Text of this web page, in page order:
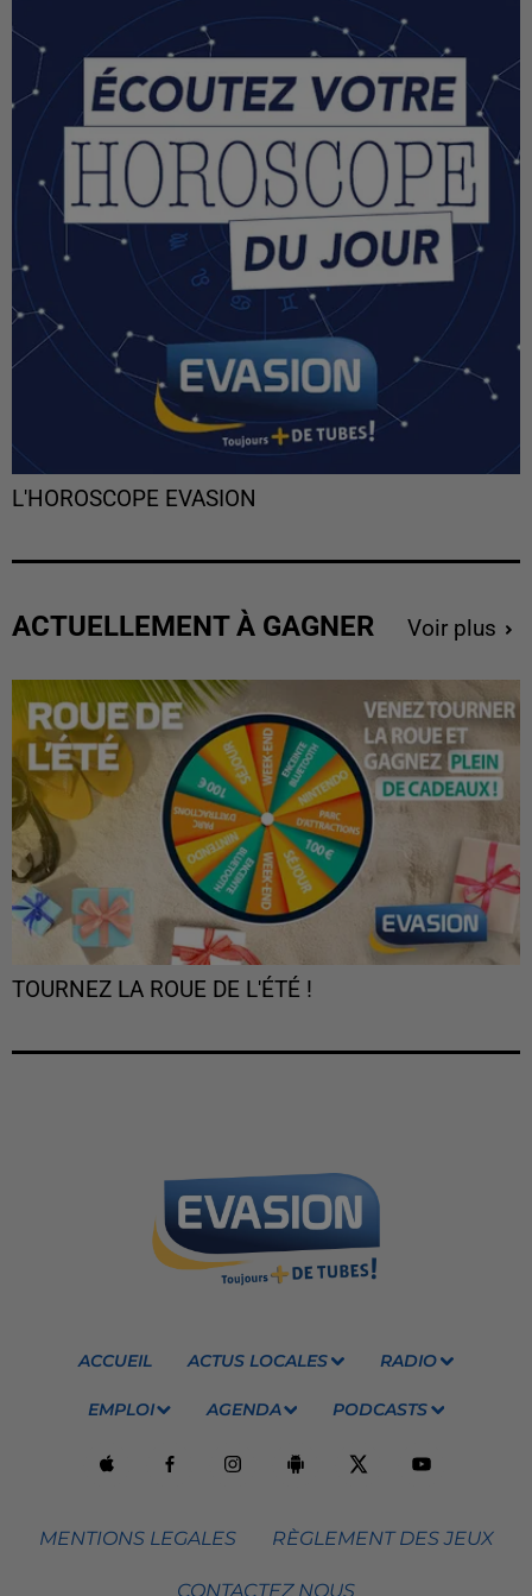
L'HOROSCOPE EVASION
ACTUELLEMENT À GAGNER Voir plus
TOURNEZ LA ROUE DE L'ÉTÉ !
ACCUEIL ACTUS LOCALES RADIO
EMPLOI AGENDA PODCASTS
MENTIONS LEGALES RÈGLEMENT DES JEUX
CONTACTEZ NOUS